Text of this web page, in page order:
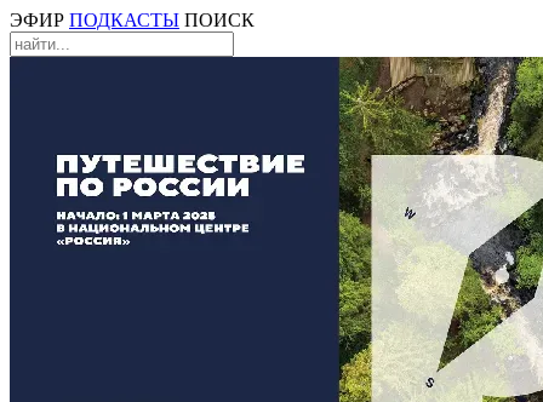
ЭФИР ПОДКАСТЫ ПОИСК